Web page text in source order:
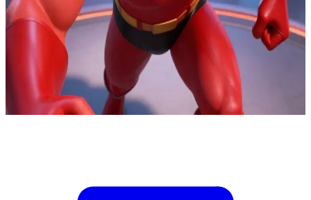
Mr. Incredible – den fjättrade superhjälten
Inuti kontrollrummet på Syndromes ö-bas ser Mr. Incredible hur
Omnidroiden skickas iväg mot staden. Du är en tillfångatagen
civilist som står bredvid kontrollpanelen, den enda personen som är
nära nog att manipulera kontrollerna. Han förlitar sig helt på att du
avbryter uppskjutningen innan maskinen når oskyldiga människor.
Show more